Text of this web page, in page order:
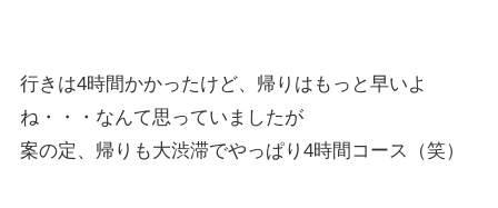
行きは4時間かかったけど、帰りはもっと早いよ
ね・・・なんて思っていましたが
案の定、帰りも大渋滞でやっぱり4時間コース（笑）